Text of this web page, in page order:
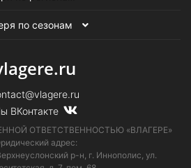
по сезонам
ВКонтакте
ОТВЕТСТВЕННОСТЬЮ «ВЛАГЕРЕ»
адрес:
р-н, г. Иннополис, ул.